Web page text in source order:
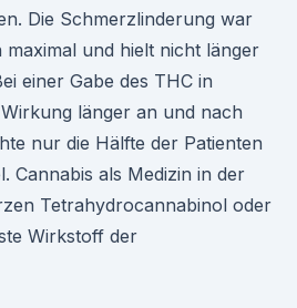
Die Schmerzlinderung war
maximal und hielt nicht länger
einer Gabe des THC in
länger an und nach
nur die Hälfte der Patienten
Cannabis als Medizin in der
Tetrahydrocannabinol oder
Wirkstoff der